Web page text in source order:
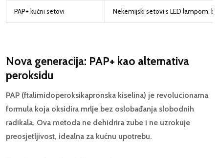
PAP+ kućni setovi Nekemijski setovi s LED lampom,
Nova generacija: PAP+ kao alternativa
peroksidu
PAP (ftalimidoperoksikapronska kiselina) je revolucionarna
formula koja oksidira mrlje bez oslobađanja slobodnih
radikala. Ova metoda ne dehidrira zube i ne uzrokuje
preosjetljivost, idealna za kućnu upotrebu.